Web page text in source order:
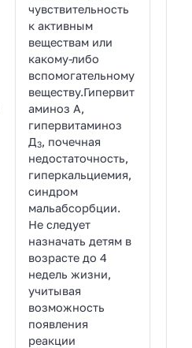
чувствительность
к активным
веществам или
какому-либо
вспомогательному
веществу.Гипервит
аминоз А,
гипервитаминоз
Д3, почечная
недостаточность,
гиперкальциемия,
синдром
мальабсорбции.
Не следует
назначать детям в
возрасте до 4
недель жизни,
учитывая
возможность
появления
реакции